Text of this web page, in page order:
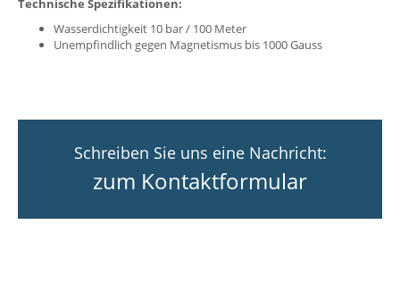
Technische Spezifikationen:
Wasserdichtigkeit 10 bar / 100 Meter
Unempfindlich gegen Magnetismus bis 1000 Gauss
Schreiben Sie uns eine Nachricht:
zum Kontaktformular